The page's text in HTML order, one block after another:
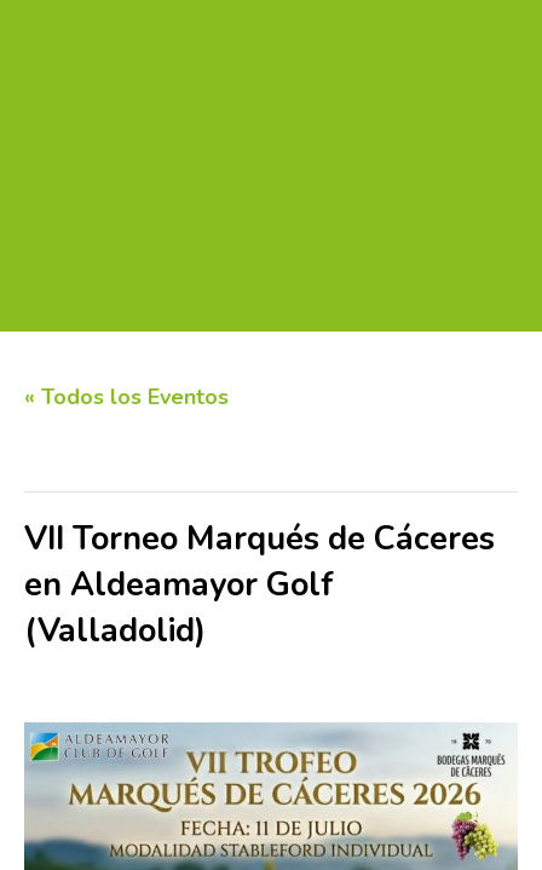
« Todos los Eventos
VII Torneo Marqués de Cáceres
en Aldeamayor Golf
(Valladolid)